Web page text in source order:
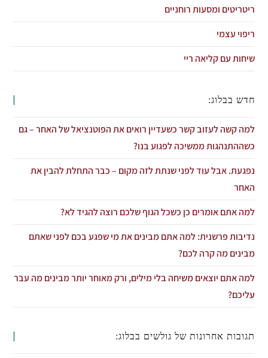
ריטריטים ומסעות רוחניים
ריפוי עצמי
שיחות עם קליאה ריי
חדש בבלוג:
למה קשה לעזוב קשר כשעדיין רואים את הפוטנציאל של האחר – גם
כשההתנהגות ממשיכה לפגוע בנו?
נפגעת. אבל עוד לפני שנתת לזה מקום – כבר התחלת להבין את
האחר
למה אתם אומרים כן כשכל הגוף שלכם רוצה להגיד לא?
נדיבות פרשנית: למה אתם מבינים את מי שפגע בכם לפני שאתם
מבינים מה קרה לכם?
למה אתם יוצאים משיחה בלי מילים, ורק מאוחר יותר מבינים מה עבר
עליכם?
תגובות אחרונות של גולשים בבלוג: